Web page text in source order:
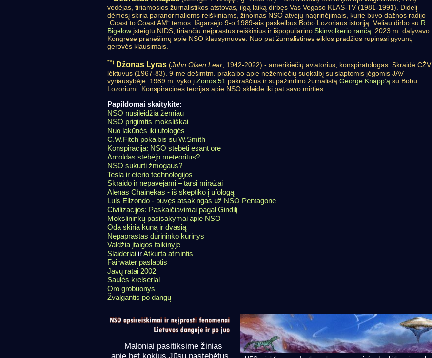
vedėjas, tiriamosios žurnalistikos atstovas, ilgą laiką dirbęs Vas Vegaso KLAS-TV (1981-1991). Didelį
dėmesį skiria paranormaliems reiškiniams, žinomas NSO atvejų nagrinėjimais, kurie buvo dažnos radijo
„Coast to Coast AM“ temos. Išgarsėjo 9-o 1989-ais paskelbus Bobo Lozoriaus istoriją. Vėliau dirbo su R.
Bigelow įsteigtu NIDS, tiriančiu neįprastus reiškinius ir išpopuliarino Skinvolkerio rančą . 2023 m. dalyvavo
Kongrese pranešimų apie NSO klausymuose. Nuo pat žurnalistinės eiklos pradžios rūpinasi gyvūnų
gerovės klausimais.
**) Džonas Lyras (John Olsen Lear , 1942-2022) - amerikiečių aviatorius, konspiratologas. Skraidė CŽV
lėktuvus (1967-83). 9-me dešimtm. prakalbo apie nežemiečių suokalbį su slaptomis jėgomis JAV
vyriausybėje. 1989 m. vyko į Zonos 51 pakraščius ir supažindino žurnalistą George Knapp’ą su Bobu
Lozoriumi. Konspiracines teorijas apie NSO skleidė iki pat savo mirties.
Papildomai skaitykite:
NSO nusileidžia žemiau
NSO prigimtis moksliškai
Nuo lakūnės iki ufologės
C.W.Fitch pokalbis su W.Smith
Konspiracija: NSO stebėti esant ore
Arnoldas stebėjo meteoritus?
NSO sukurti žmogaus?
Tesla ir eterio technologijos
Skraido ir nepavejami – tarsi miražai
Alenas Chainekas - iš skeptiko į ufologą
Luis Elizondo - buvęs atsakingas už NSO Pentagone
Civilizacijos: Paskaičiavimai pagal Gindilį
Mokslininkų pasisakymai apie NSO
Oda skiria kūną ir dvasią
Nepaprastas durininko kūrinys
Valdžia įtaigos taikinyje
Slaideriai irAtkurta atmintis
Fairwater paslaptis
Javų ratai 2002
Saulės kreiseriai
Oro grobuonys
Žvalgantis po dangų
Maloniai pasitiksime žinias
apie bet kokius Jūsų pastebėtus